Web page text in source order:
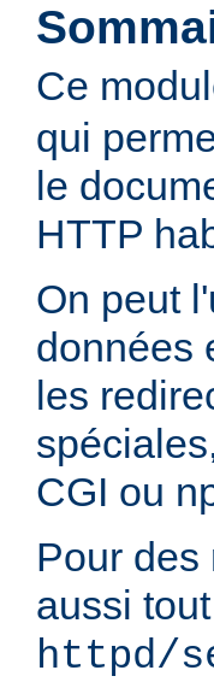
Ce
qui
le
HTTP
On peut
données
les
CGI ou
Pour des
aussi
httpd/